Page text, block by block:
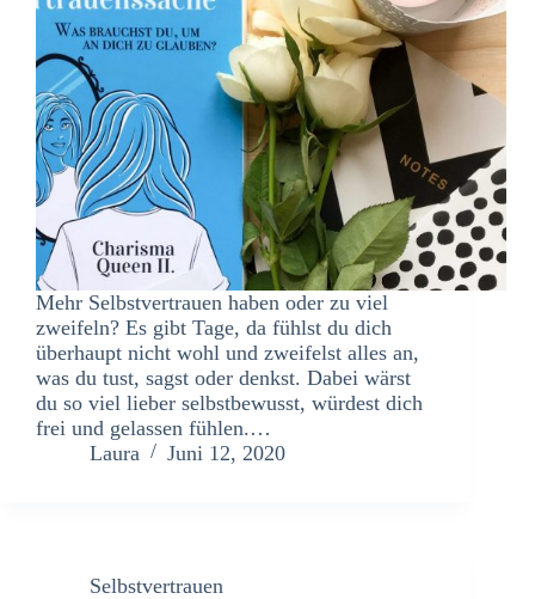
Mehr Selbstvertrauen haben oder zu viel
zweifeln? Es gibt Tage, da fühlst du dich
überhaupt nicht wohl und zweifelst alles an,
was du tust, sagst oder denkst. Dabei wärst
du so viel lieber selbstbewusst, würdest dich
frei und gelassen fühlen.…
Laura
Juni 12, 2020
Selbstvertrauen